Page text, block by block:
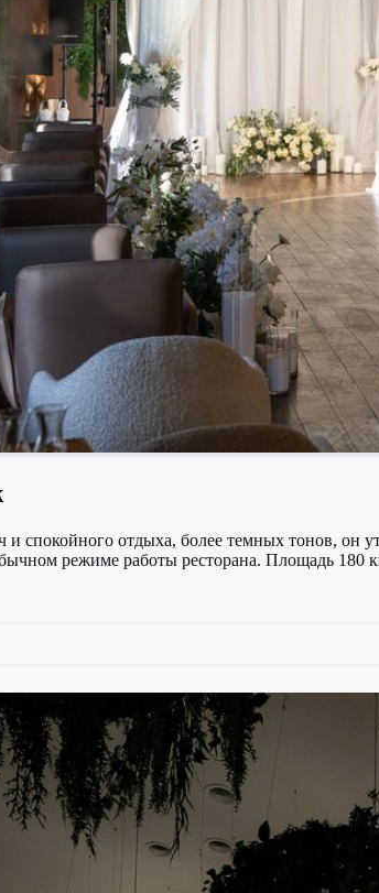
спокойного отдыха, более темных тонов, он
режиме работы ресторана. Площадь